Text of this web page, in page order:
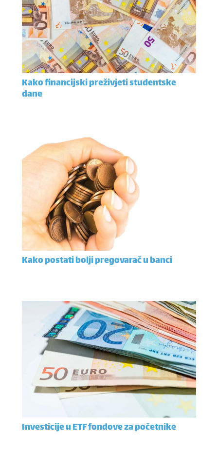
Kako financijski preživjeti studentske
dane
Kako postati bolji pregovarač u banci
Investicije u ETF fondove za početnike